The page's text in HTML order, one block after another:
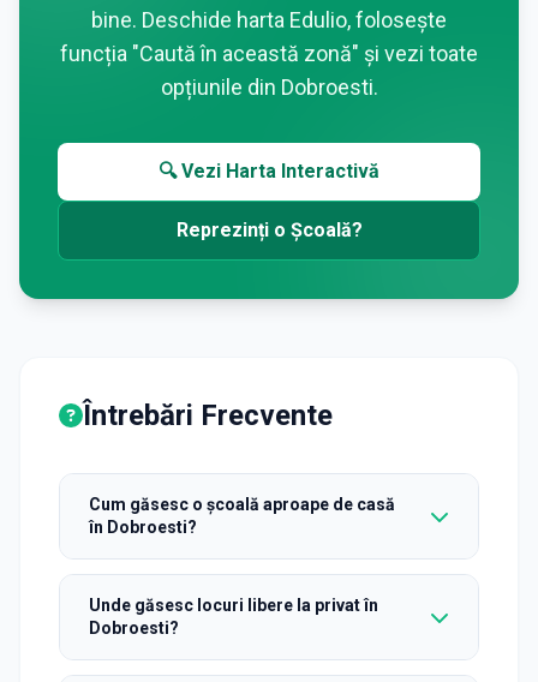
bine. Deschide harta Edulio, folosește
funcția "Caută în această zonă" și vezi toate
opțiunile din Dobroesti.
🔍 Vezi Harta Interactivă
Reprezinți o Școală?
Întrebări Frecvente
Cum găsesc o școală aproape de casă
în Dobroesti?
Unde găsesc locuri libere la privat în
Dobroesti?